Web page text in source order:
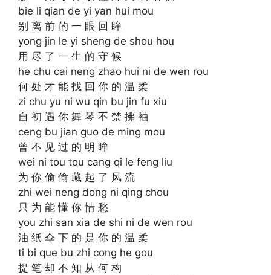
bie li qian de yi yan hui mou
别 离 前 的 一 眼 回 眸
yong jin le yi sheng de shou hou
用 尽 了 一 生 的 守 候
he chu cai neng zhao hui ni de wen rou
何 处 才 能 找 回 你 的 温 柔
zi chu yu ni wu qin bu jin fu xiu
自 初 遇 你 舞 琴 不 禁 拂 袖
ceng bu jian guo de ming mou
曾 不 见 过 的 明 眸
wei ni tou tou cang qi le feng liu
为 你 偷 偷 藏 起 了 风 流
zhi wei neng dong ni qing chou
只 为 能 懂 你 情 愁
you zhi san xia de shi ni de wen rou
油 纸 伞 下 的 是 你 的 温 柔
ti bi que bu zhi cong he gou
提 笔 却 不 知 从 何 构